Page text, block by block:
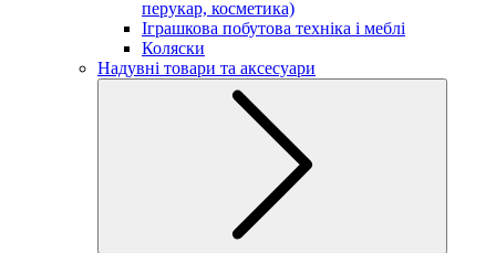
перукар, косметика)
Іграшкова побутова техніка і меблі
Коляски
Надувні товари та аксесуари